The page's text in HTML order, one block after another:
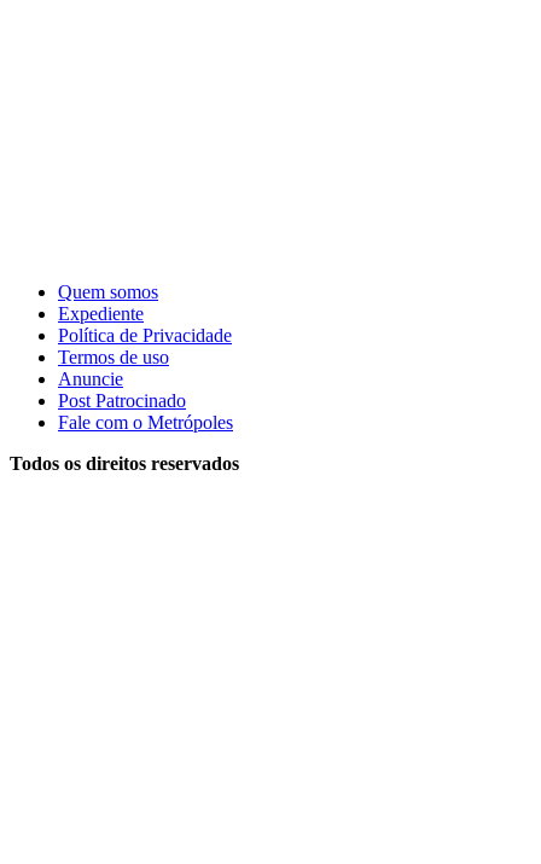
Quem somos
Expediente
Política de Privacidade
Termos de uso
Anuncie
Post Patrocinado
Fale com o Metrópoles
Todos os direitos reservados